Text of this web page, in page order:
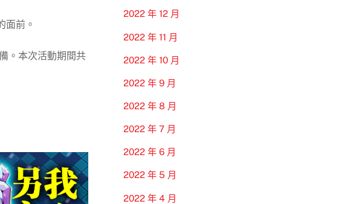
面前。
。本次活動期間共
2022 年 12 月
2022 年 11 月
2022 年 10 月
2022 年 9 月
2022 年 8 月
2022 年 7 月
2022 年 6 月
2022 年 5 月
2022 年 4 月